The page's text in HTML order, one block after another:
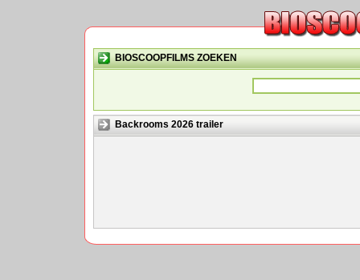
BIOSCOOPFILMS ZOEKEN
Backrooms 2026 trailer